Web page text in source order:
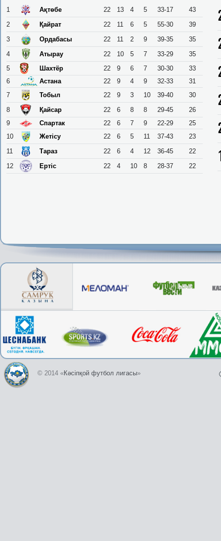
1 Ақтөбе 22 13 4 5 33-17
43
2
Қайрат 22 11 6 5 55-30
39
3
Ордабасы 22 11 2 9 39-35
35
4
Атырау 22 10 5 7 33-29
35
5
Шахтёр 22 9 6 7 30-30
33
6
Астана 22 9 4 9 32-33
31
7
Тобыл 22 9 3 10 39-40
30
8
Қайсар 22 6 8 8 29-45
26
9
Спартак 22 6 7 9 22-29
25
10
Жетісу 22 6 5 11 37-43
23
11
Тараз 22 6 4 12 36-45
22
12
Ертіс 22 4 10 8 28-37 22
© 2014 «Кәсіпқой футбол лигасы»